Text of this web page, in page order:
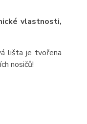
vlastnosti,
lišta je tvořena
nosičů!